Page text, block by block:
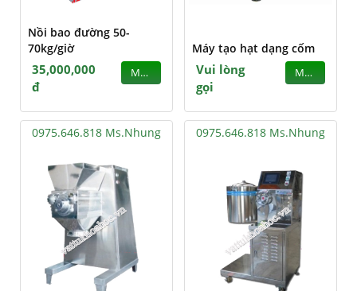
Nồi bao đường 50-
70kg/giờ
35,000,000
đ
MUA
Máy tạo hạt dạng cốm
Vui lòng
gọi
MUA
0975.646.818 Ms.Nhung 0975.646.818 Ms.Nhung